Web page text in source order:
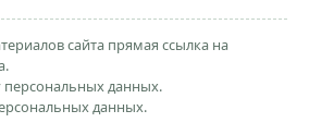
сайта прямая ссылка на
персональных данных.
данных.